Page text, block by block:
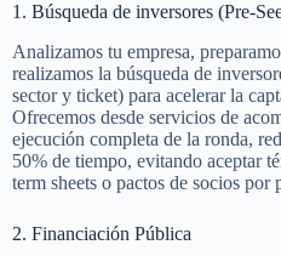
1. Búsqueda de inversores (Pre-
Analizamos tu empresa,
realizamos la búsqueda de
sector y ticket) para acelerar la
Ofrecemos desde servicios de
ejecución completa de la ronda,
50% de tiempo, evitando aceptar
term sheets o pactos de socios por
2. Financiación Pública